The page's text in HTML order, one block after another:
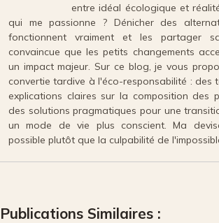
entre idéal écologique et
qui me passionne ? Dénicher des
fonctionnent vraiment et les partager
convaincue que les petits changements
un impact majeur. Sur ce blog, je vous
convertie tardive à l'éco-responsabilité : des
explications claires sur la composition des
des solutions pragmatiques pour une
un mode de vie plus conscient. Ma
possible plutôt que la culpabilité de
Publications Similaires :